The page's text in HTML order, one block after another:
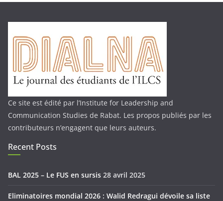
Ce site est édité par l’Institute for Leadership and
Communication Studies de Rabat. Les propos publiés par les
contributeurs n’engagent que leurs auteurs.
Recent Posts
BAL 2025 – Le FUS en sursis 28 avril 2025
Eliminatoires mondial 2026 : Walid Redragui dévoile sa liste